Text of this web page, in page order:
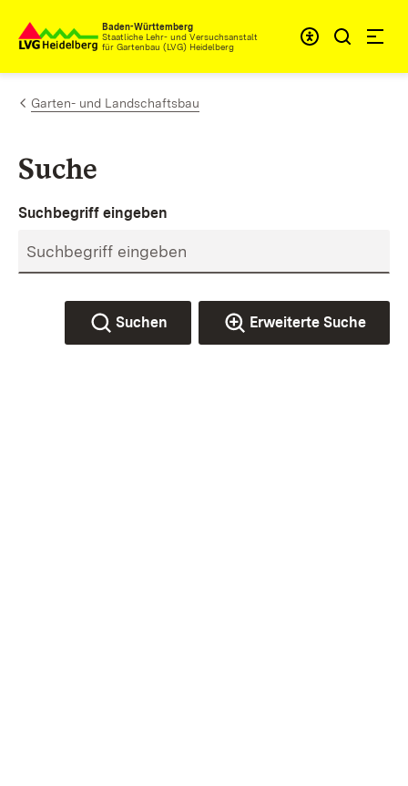
Zum Inhalt springen
Baden-Württemberg
Staatliche Lehr- und Versuchsanstalt
für Gartenbau (LVG) Heidelberg
Garten- und Landschaftsbau
Suche
Suchbegriff eingeben
Suchen Erweiterte Suche